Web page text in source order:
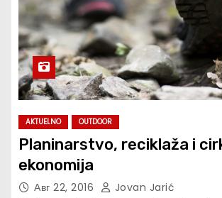
AKTUELNO OUTDOOR
Planinarstvo, reciklaža i
ekonomija
Авг 22, 2016 Jovan Jarić